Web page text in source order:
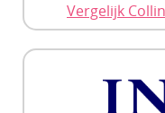
Vergelijk